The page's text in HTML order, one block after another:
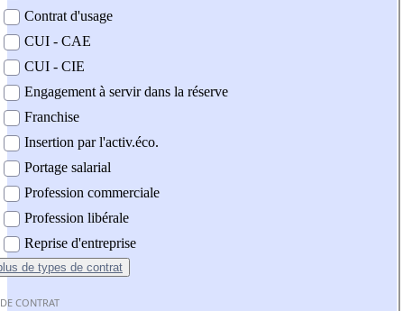
Contrat d'usage
CUI - CAE
CUI - CIE
Engagement à servir dans la réserve
Franchise
Insertion par l'activ.éco.
Portage salarial
Profession commerciale
Profession libérale
Reprise d'entreprise
de types de contrat
CONTRAT